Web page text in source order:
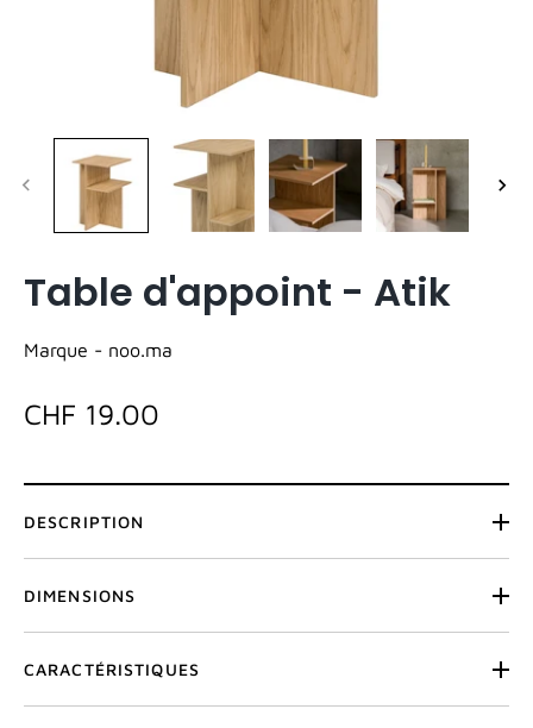
Table d'appoint - Atik
Marque - noo.ma
CHF 19.00
DESCRIPTION
DIMENSIONS
CARACTÉRISTIQUES